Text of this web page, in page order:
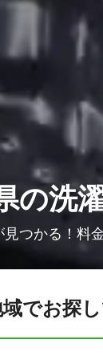
の洗
つかる！料
でお探